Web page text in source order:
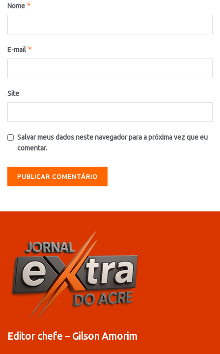
Nome *
E-mail *
Site
Salvar meus dados neste navegador para a próxima vez que eu
comentar.
Editor chefe – Gilson Amorim